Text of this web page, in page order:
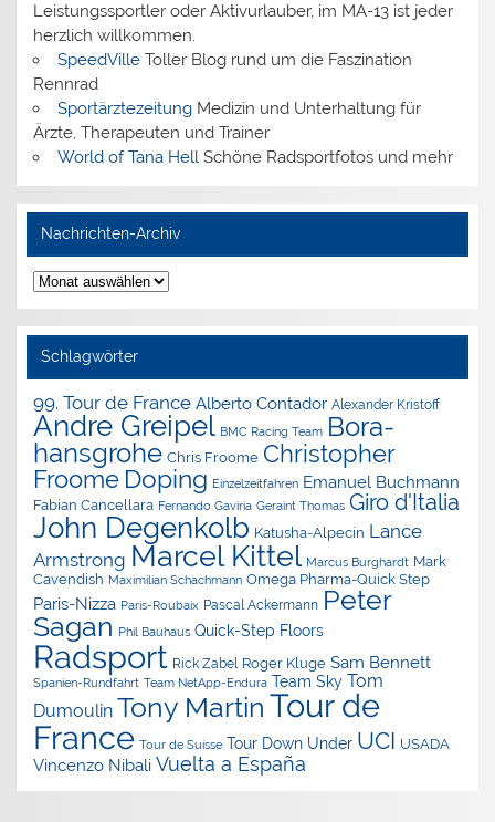
Leistungssportler oder Aktivurlauber, im MA-13 ist jeder
herzlich willkommen.
SpeedVilleToller Blog rund um die Faszination
Rennrad
SportärztezeitungMedizin und Unterhaltung für
Ärzte, Therapeuten und Trainer
World of Tana HellSchöne Radsportfotos und mehr
Nachrichten-Archiv
Nachrichten-
Archiv
Schlagwörter
99. Tour de France Alberto Contador Alexander Kristoff
Andre Greipel BMC Racing Team Bora-
hansgrohe Chris Froome Christopher
Froome Doping Einzelzeitfahren Emanuel Buchmann
Fabian Cancellara Fernando Gaviria Geraint Thomas Giro d'Italia
John Degenkolb Katusha-Alpecin Lance
Armstrong Marcel Kittel Marcus Burghardt Mark
Cavendish Maximilian Schachmann Omega Pharma-Quick Step
Paris-Nizza Paris-Roubaix Pascal Ackermann Peter
Sagan Phil Bauhaus Quick-Step Floors
Radsport Rick Zabel Roger Kluge Sam Bennett
Spanien-Rundfahrt Team NetApp-Endura Team Sky Tom
Dumoulin Tony Martin Tour de
France Tour de Suisse Tour Down Under UCI USADA
Vincenzo Nibali Vuelta a España